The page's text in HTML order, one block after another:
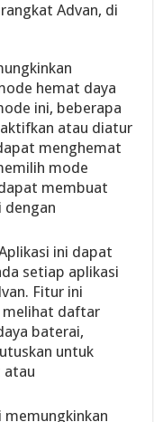
Advan, di
hemat daya
ini, beberapa
atau diatur
menghemat
mode
membuat
dengan
ini dapat
setiap aplikasi
Fitur ini
melihat daftar
baterai,
untuk
atau
memungkinkan